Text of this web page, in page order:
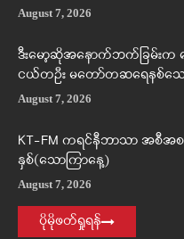
August 7, 2026
ဒီးမော့ဆိုအနောက်ဘက်ခြမ်းက ခ
ငယ်တဦး မတော်တဆရေနစ်သ
August 7, 2026
KT-FM ကရင်နီဘာသာ အစီ
နှစ်(သောကြာနေ့)
August 7, 2026
ပိုမိုဖတ်ရှုရန်